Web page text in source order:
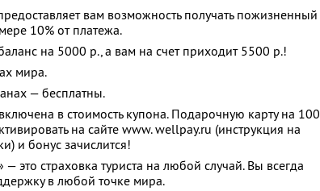
вам возможность получать пожизненный
10% от платежа.
на 5000 р., а вам на счет приходит 5500 р.!
мира.
— бесплатны.
в стоимость купона. Подарочную карту на 100
на сайте www. wellpay.ru (инструкция на
и бонус зачислится!
— это страховка туриста на любой случай. Вы всегда
в любой точке мира.